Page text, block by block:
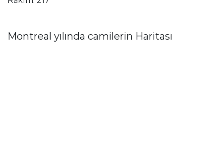
Montreal yılında camilerin Haritası